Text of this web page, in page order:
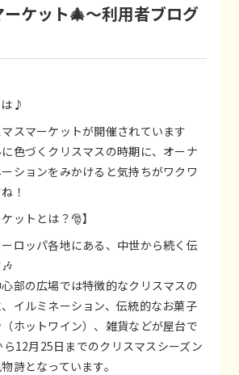
ーケット🎄～利用者ブログ
♪
スマーケットが開催されています
色づくクリスマスの時期に、オーナ
ションをみかけると気持ちがワクワ
！
ットとは？🎅】
ロッパ各地にある、中世から続く伝
部の広場では特徴的なクリスマスの
イルミネーション、伝統的なお菓子
ホットワイン）、雑貨などが屋台で
12月25日までのクリスマスシーズン
詩となっています。